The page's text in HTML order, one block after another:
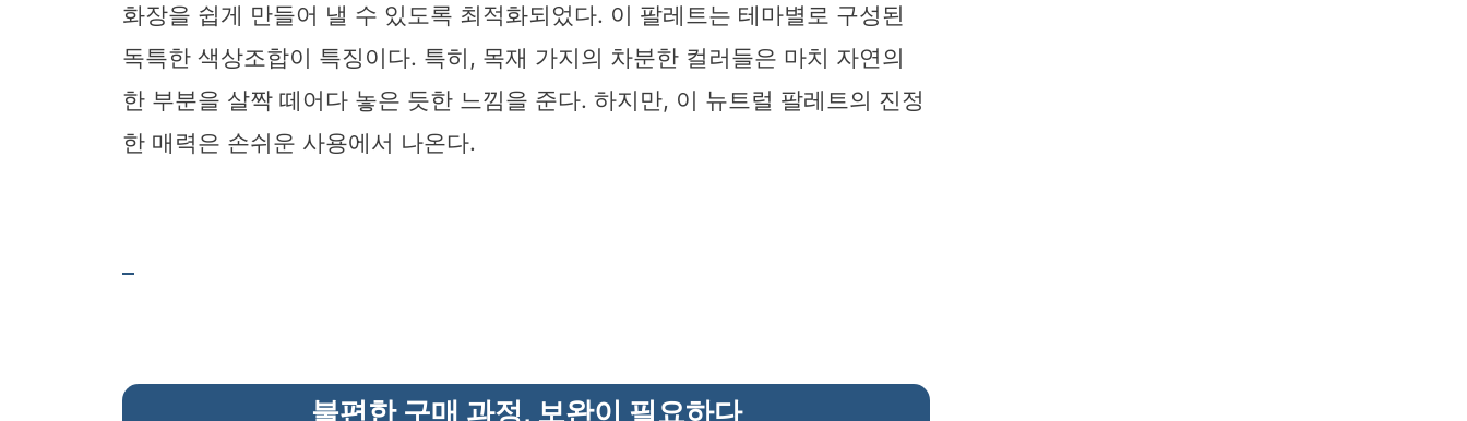
화장을 쉽게 만들어 낼 수 있도록 최적화되었다. 이 팔레트는 테마별로 구성된
독특한 색상조합이 특징이다. 특히, 목재 가지의 차분한 컬러들은 마치 자연의
한 부분을 살짝 떼어다 놓은 듯한 느낌을 준다. 하지만, 이 뉴트럴 팔레트의 진정
한 매력은 손쉬운 사용에서 나온다.
불편한 구매 과정, 보완이 필요하다